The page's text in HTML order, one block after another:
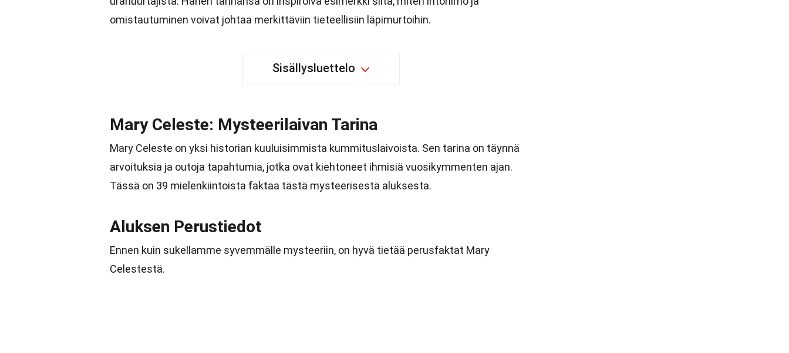
omistautuminen voivat johtaa merkittäviin tieteellisiin läpimurtoihin.
Sisällysluettelo
Mary Celeste: Mysteerilaivan Tarina
Mary Celeste on yksi historian kuuluisimmista kummituslaivoista. Sen tarina on täynnä
arvoituksia ja outoja tapahtumia, jotka ovat kiehtoneet ihmisiä vuosikymmenten ajan.
Tässä on 39 mielenkiintoista faktaa tästä mysteerisestä aluksesta.
Aluksen Perustiedot
Ennen kuin sukellamme syvemmälle mysteeriin, on hyvä tietää perusfaktat Mary
Celestestä.